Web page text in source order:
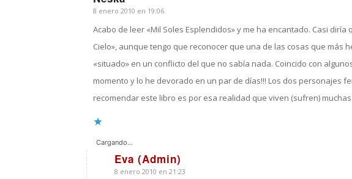
Dice:
8 enero 2010 en 19:06
Acabo de leer «Mil Soles Esplendidos» y me ha encantado. Casi
Cielo», aunque tengo que reconocer que una de las cosas que más
«situado» en un conflicto del que no sabía nada. Coincido con
momento y lo he devorado en un par de días!!! Los dos personajes
recomendar este libro es por esa realidad que viven (sufren)
Cargando...
Eva (Admin)
Dice:
8 enero 2010 en 21:23